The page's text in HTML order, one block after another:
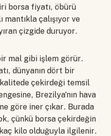
borsa fiyatı, öbürü
çalışıyor ve
çizgide duruyor.
mal gibi işlem görür.
dünyanın dört bir
çekirdeği temsil
Brezilya'nın hava
göre iner çıkar. Burada
çünkü borsa çekirdeğin
kilo olduğuyla ilgilenir.